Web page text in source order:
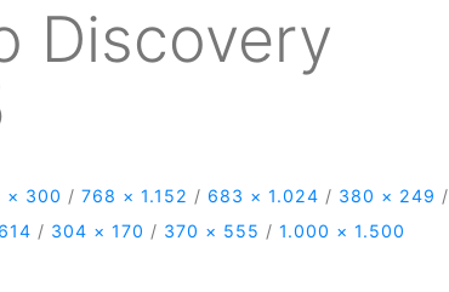
Discovery
× 300 / 768 × 1.152 / 683 × 1.024 / 380 × 249 /
/ 304 × 170 / 370 × 555 / 1.000 × 1.500